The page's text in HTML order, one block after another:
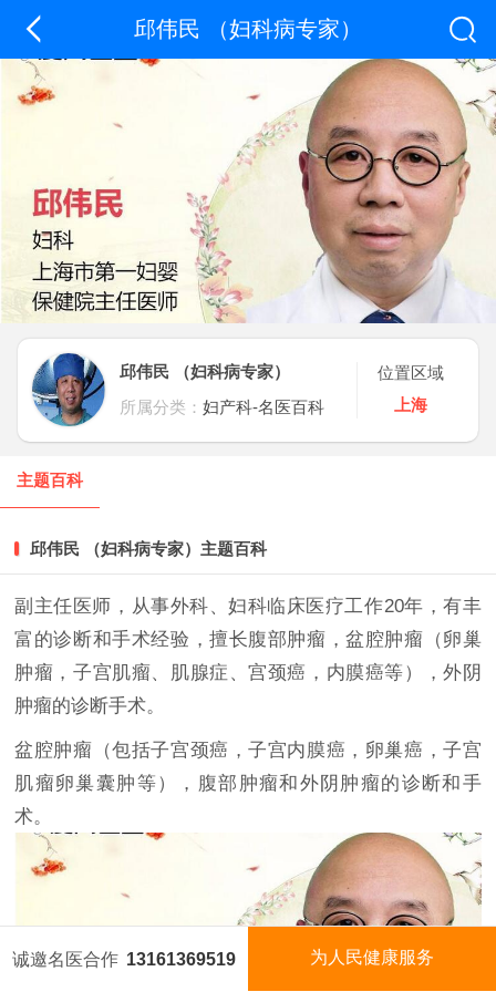
邱伟民 （妇科病专家）
邱伟民 （妇科病专家）
所属分类：妇产科-名医百科
位置区域
上海
主题百科
邱伟民 （妇科病专家）主题百科
副主任医师，从事外科、妇科临床医疗工作20年，有丰
富的诊断和手术经验，擅长腹部肿瘤，盆腔肿瘤（卵巢
肿瘤，子宫肌瘤、肌腺症、宫颈癌，内膜癌等），外阴
肿瘤的诊断手术。
盆腔肿瘤（包括子宫颈癌，子宫内膜癌，卵巢癌，子宫
肌瘤卵巢囊肿等），腹部肿瘤和外阴肿瘤的诊断和手
术。
诚邀名医合作 13161369519 为人民健康服务
国医名师